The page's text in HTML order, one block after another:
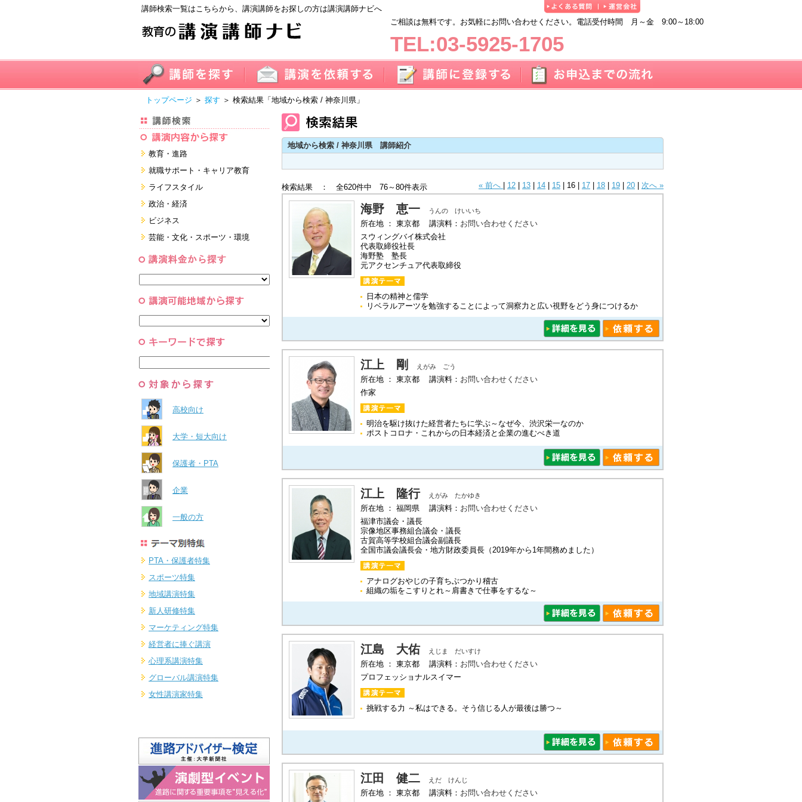
講師検索一覧はこちらから、講演講師をお探しの方は講演講師ナビへ
ご相談は無料です。お気軽にお問い合わせください。電話受付時間 月～金 9:00～18:00
TEL:03-5925-1705
トップページ ＞ 探す ＞ 検索結果 「地域から検索 / 神奈川県」
教育・進路
進学・受験
教員・保護者
すべて
就職サポート・キャリア教育
就職サポートツール対策
面接・ディスカッション・マナー
対策
ライフスタイル
健康・美容・女性・食育
看護・介護・ボランティア
すべて
政治・経済
国際
日本
ビジネス
経営・マーケティング・ファイナ
ンス
コーチング・メンタルヘルス・人
芸能・文化・スポーツ・環境
スポーツ
すべて
高校向け
大学・短大向け
保護者・PTA
企業
一般の方
PTA・保護者特集
スポーツ特集
地域講演特集
新人研修特集
マーケティング特集
経営者に捧ぐ講演
心理系講演特集
グローバル講演特集
女性講演家特集
地域から検索 / 神奈川県 講師紹介
検索結果 ： 全620件中 76～80件表示 « 前へ 12 13 14 15 16 17 18 19 20 次へ »
海野 恵一 うんの けいいち
所在地 ： 東京都 講演料： お問い合わせください
スウィングバイ株式会社
代表取締役社長
海野塾 塾長
元アクセンチュア代表取締役
日本の精神と儒学
リベラルアーツを勉強することによって洞察力と広い視野をどう身につけるか
江上 剛 えがみ ごう
所在地 ： 東京都 講演料： お問い合わせください
作家
明治を駆け抜けた経営者たちに学ぶ～なぜ今、渋沢栄一なのか
ポストコロナ・これからの日本経済と企業の進むべき道
江上 隆行 えがみ たかゆき
所在地 ： 福岡県 講演料： お問い合わせください
福津市議会・議長
宗像地区事務組合議会・議長
古賀高等学校組合議会副議長
全国市議会議長会・地方財政委員長（2019年から1年間務めました）
アナログおやじの子育ちぶつかり稽古
組織の垢をこすりとれ～肩書きで仕事をするな～
江島 大佑 えじま だいすけ
所在地 ： 東京都 講演料： お問い合わせください
プロフェッショナルスイマー
挑戦する力 ～私はできる。そう信じる人が最後は勝つ～
江田 健二 えだ けんじ
所在地 ： 東京都 講演料： お問い合わせください